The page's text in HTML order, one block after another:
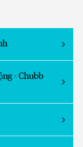
- Chubb